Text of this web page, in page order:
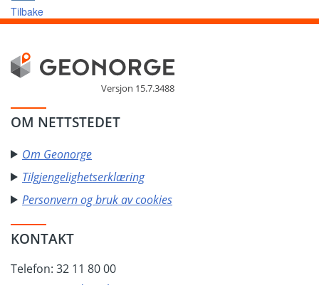
Tilbake